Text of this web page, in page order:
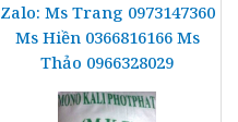
Zalo: Ms Trang 0973147360
Ms Hiền 0366816166 Ms
Thảo 0966328029